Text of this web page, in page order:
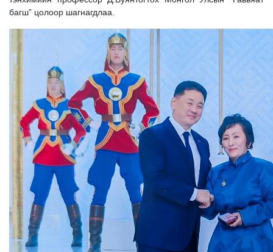
багш” цолоор шагнагдлаа.